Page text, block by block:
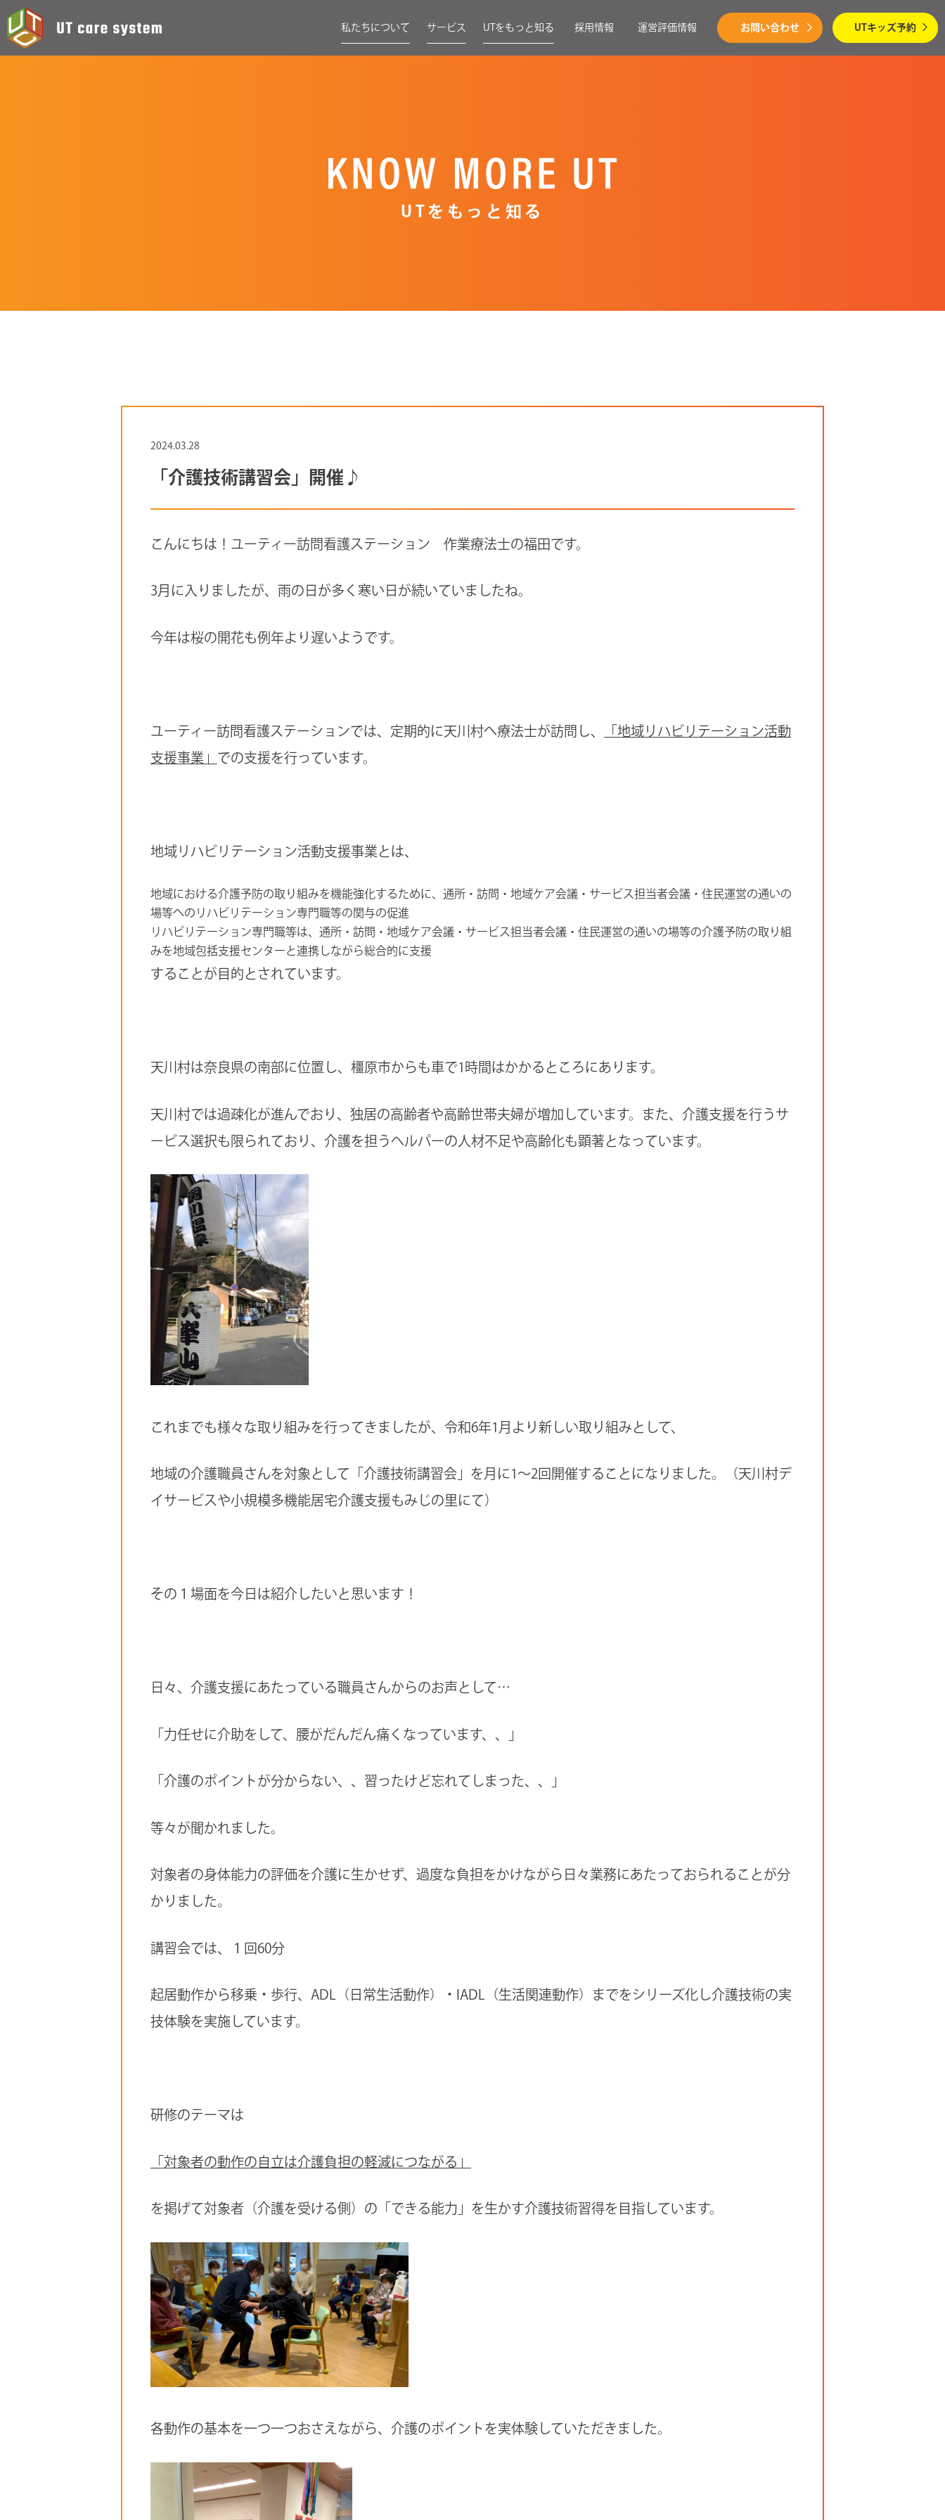
私たちについて サービス UTをもっと知る 採用情報 運営評価情報 お問い合わせ UTキッズ予約
UTをもっと知る
2024.03.28
「介護技術講習会」開催♪
こんにちは！ユーティー訪問看護ステーション 作業療法士の福田です。
3月に入りましたが、雨の日が多く寒い日が続いていましたね。
今年は桜の開花も例年より遅いようです。
ユーティー訪問看護ステーションでは、定期的に天川村へ療法士が訪問し、
「地域リハビリテーション活動
支援事業」 での支援を行っています。
地域リハビリテーション活動支援事業とは、
地域における介護予防の取り組みを機能強化するために、通所・訪問・地域ケア会議・サービス担当者会議・住民運営の通いの
場等へのリハビリテーション専門職等の関与の促進
リハビリテーション専門職等は、通所・訪問・地域ケア会議・サービス担当者会議・住民運営の通いの場等の介護予防の取り組
みを地域包括支援センターと連携しながら総合的に支援
することが目的とされています。
天川村は奈良県の南部に位置し、橿原市からも車で1時間はかかるところにあります。
天川村では過疎化が進んでおり、独居の高齢者や高齢世帯夫婦が増加しています。また、介護支援を行うサ
ービス選択も限られており、介護を担うヘルパーの人材不足や高齢化も顕著となっています。
これまでも様々な取り組みを行ってきましたが、令和6年1月より新しい取り組みとして、
地域の介護職員さんを対象として「介護技術講習会」を月に1～2回開催することになりました。（天川村デ
イサービスや小規模多機能居宅介護支援もみじの里にて）
その１場面を今日は紹介したいと思います！
日々、介護支援にあたっている職員さんからのお声として…
「力任せに介助をして、腰がだんだん痛くなっています、、」
「介護のポイントが分からない、、習ったけど忘れてしまった、、」
等々が聞かれました。
対象者の身体能力の評価を介護に生かせず、過度な負担をかけながら日々業務にあたっておられることが分
かりました。
講習会では、１回60分
起居動作から移乗・歩行、ADL（日常生活動作）・IADL（生活関連動作）までをシリーズ化し介護技術の実
技体験を実施しています。
研修のテーマは
「対象者の動作の自立は介護負担の軽減につながる」
を掲げて対象者（介護を受ける側）の「できる能力」を生かす介護技術習得を目指しています。
各動作の基本を一つ一つおさえながら、介護のポイントを実体験していただきました。